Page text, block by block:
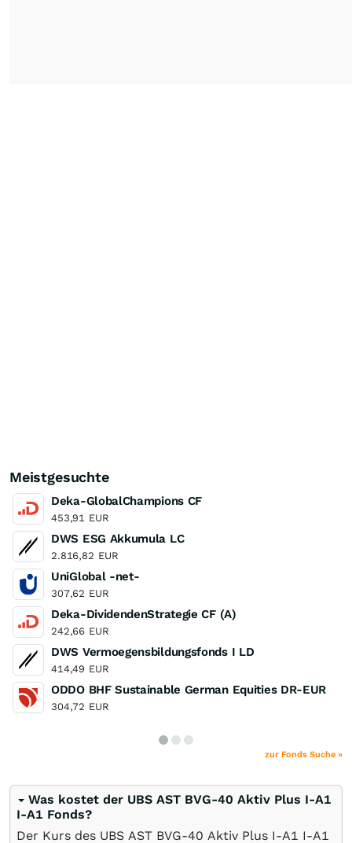
Meistgesuchte
Deka-GlobalChampions CF
453,91 EUR
DWS ESG Akkumula LC
2.816,82 EUR
UniGlobal -net-
307,62 EUR
Deka-DividendenStrategie CF (A)
242,66 EUR
DWS Vermoegensbildungsfonds I LD
414,49 EUR
ODDO BHF Sustainable German Equities DR-EUR
304,72 EUR
zur Fonds Suche »
Was kostet der UBS AST BVG-40 Aktiv Plus I-A1
I-A1 Fonds?
Der Kurs des UBS AST BVG-40 Aktiv Plus I-A1 I-A1